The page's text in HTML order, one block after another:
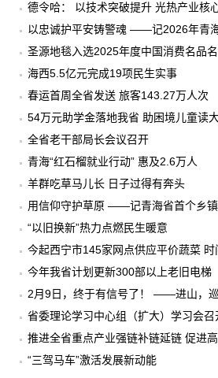
德令哈： 以技术突破提升 光热产业核
以忠诚护平安铸警魂 ——记2026年青
圣源地毯入选2025年度中国消费名品
海西5.5亿元完成19项民生实事
春运首周全省发送 旅客143.27万人次
54万元助学金落地我省 助困境儿童读
全省老干部局长会议召开
青海“红石榴就业行动” 惠及2.6万人
羊群吃草马儿长 日子过得有奔头
用信仰守护草原 ——记青海省首个乡
“以旧换新”热力点燃民生暖意
今起西宁市145家网点供应平价蔬菜 时
今年我省计划更新300部以上老旧电梯
2月9日，终于有信号了！ ——进山，
省委理论学习中心组（扩大）学习会召
推进全省重点产业强链补链延链 促进
“三驾马车”激活发展新动能